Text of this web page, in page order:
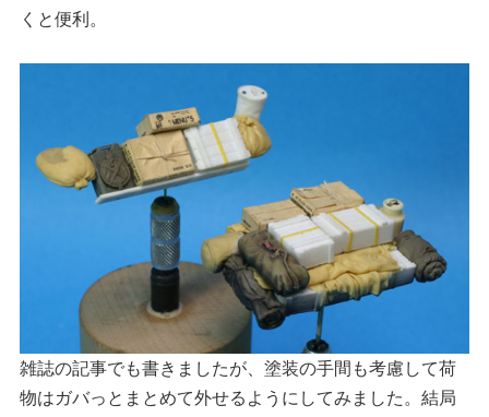
くと便利。
雑誌の記事でも書きましたが、塗装の手間も考慮して荷
物はガバっとまとめて外せるようにしてみました。結局